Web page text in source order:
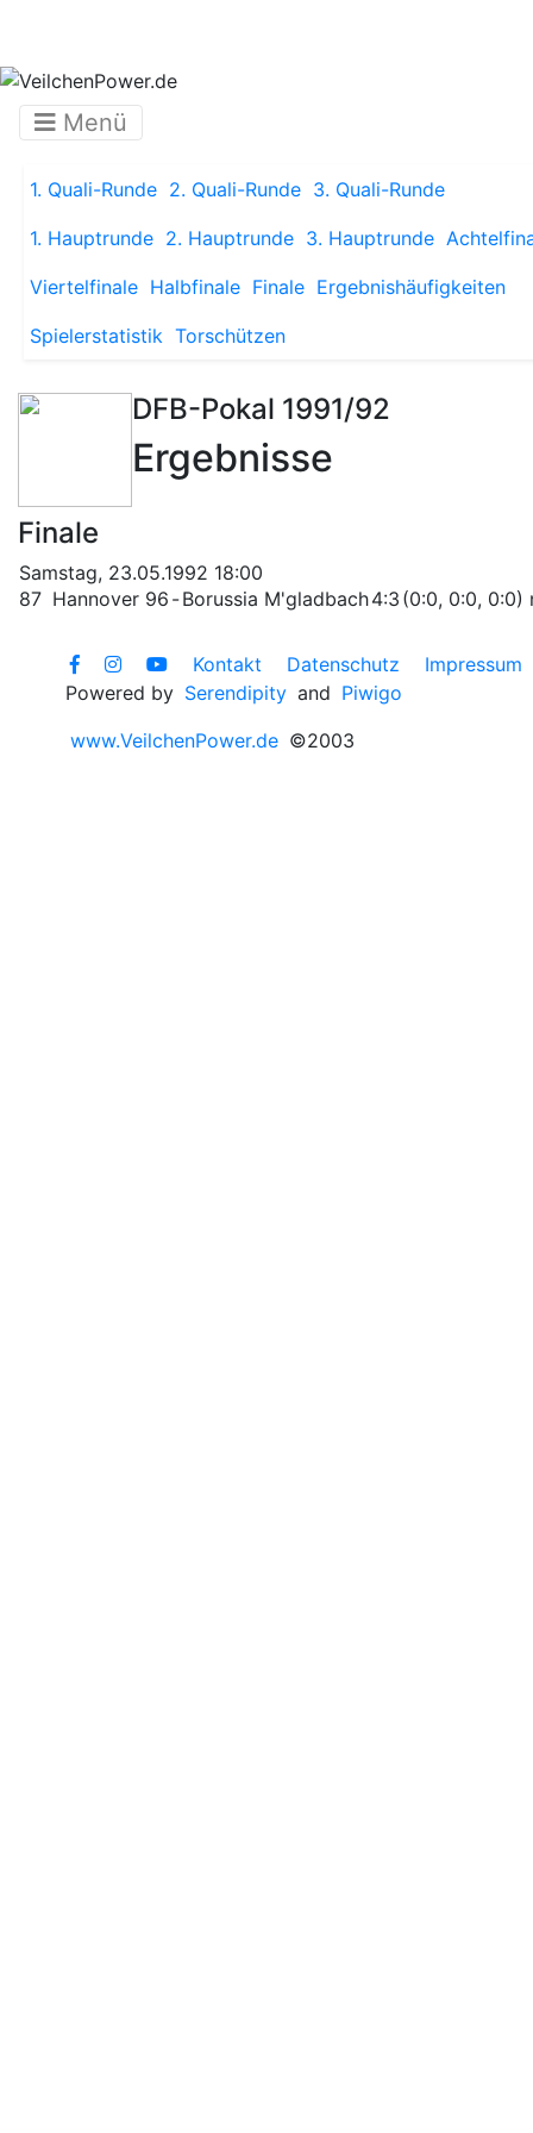
Menü
1. Quali-Runde 2. Quali-Runde 3. Quali-Runde
1. Hauptrunde 2. Hauptrunde 3. Hauptrunde
Viertelfinale Halbfinale Finale Ergebnishäufigkeiten
Spielerstatistik Torschützen
DFB-Pokal 1991/92
Ergebnisse
Finale
Samstag, 23.05.1992 18:00
87 Hannover 96 -Borussia M'gladbach4:3 (0:0, 0:0, 0:0)
Kontakt Datenschutz
Impressum
Powered by Serendipity and Piwigo
www.VeilchenPower.de ©2003